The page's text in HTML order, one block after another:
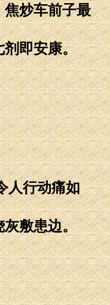
焦炒车前子最
剂即安康。
人行动痛如
灰敷患边。